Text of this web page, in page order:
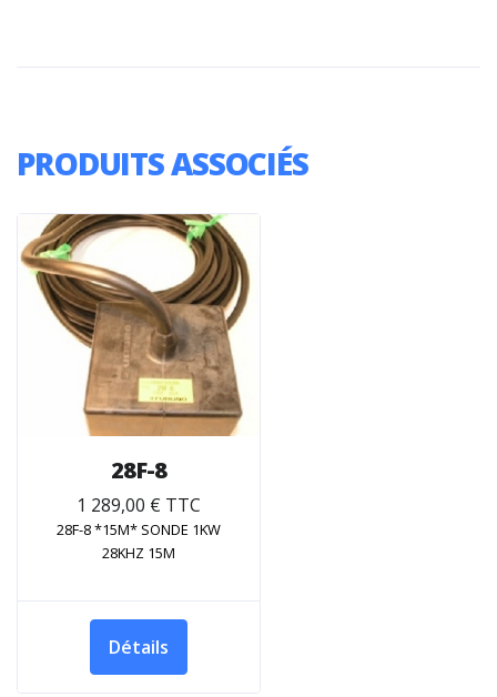
PRODUITS ASSOCIÉS
28F-8
1 289,00 € TTC
28F-8 *15M* SONDE 1KW
28KHZ 15M
Détails